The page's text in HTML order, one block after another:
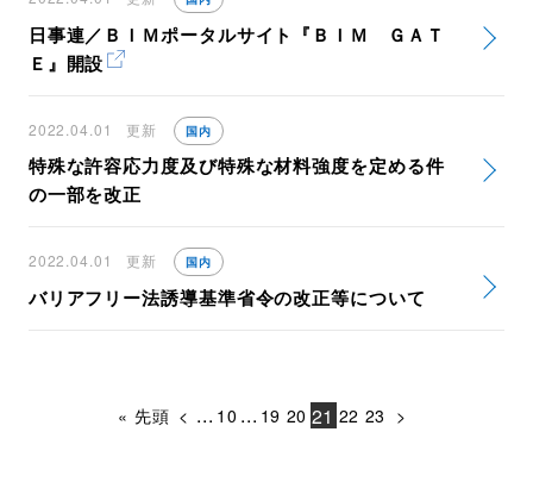
日事連／ＢＩＭポータルサイト『ＢＩＭ ＧＡＴ
Ｅ』開設
2022.04.01 更新 国内
特殊な許容応力度及び特殊な材料強度を定める件
の一部を改正
2022.04.01 更新 国内
バリアフリー法誘導基準省令の改正等について
« 先頭 < ... 10 ... 19 20 21 22 23 >